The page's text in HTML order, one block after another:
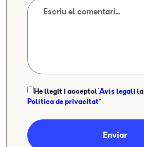
He llegit i acceptol'Avís legali la
Política de privacitat*
Enviar